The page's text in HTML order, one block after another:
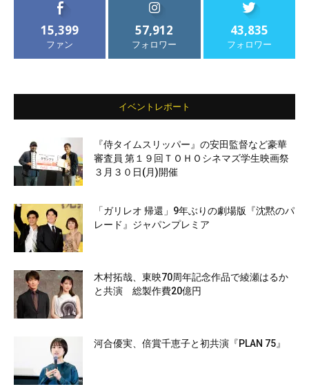
15,399
ファン
57,912
フォロワー
43,835
フォロワー
イベントレポート
『侍タイムスリッパー』の安田監督など豪華
審査員 第１９回ＴＯＨＯシネマズ学生映画祭
３月３０日(月)開催
「ガリレオ 帰還」9年ぶりの劇場版『沈黙のパ
レード』ジャパンプレミア
木村拓哉、東映70周年記念作品で綾瀬はるか
と共演 総製作費20億円
河合優実、倍賞千恵子と初共演『PLAN 75』